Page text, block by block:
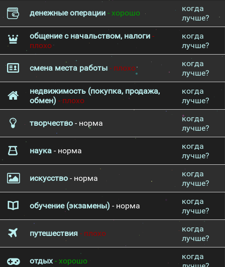
денежные операции - хорошо
когда
лучше?
общение с начальством, налоги -
плохо
когда
лучше?
смена места работы - плохо
когда
лучше?
недвижимость (покупка, продажа,
обмен) - плохо
когда
лучше?
творчество - норма
когда
лучше?
наука - норма
когда
лучше?
искусство - норма
когда
лучше?
обучение (экзамены) - норма
когда
лучше?
путешествия - плохо
когда
лучше?
отдых- хорошо
когда